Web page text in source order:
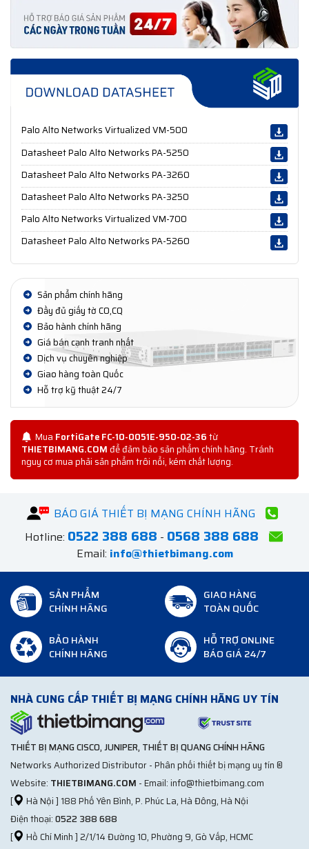
Palo Alto Networks Virtualized VM-500
Datasheet Palo Alto Networks PA-5250
Datasheet Palo Alto Networks PA-3260
Datasheet Palo Alto Networks PA-3250
Palo Alto Networks Virtualized VM-700
Datasheet Palo Alto Networks PA-5260
Sản phẩm chính hãng
Đầy đủ giấy tờ CO,CQ
Bảo hành chính hãng
Giá bán cạnh tranh nhất
Dịch vụ chuyên nghiệp
Giao hàng toàn Quốc
Hỗ trợ kỹ thuật 24/7
Mua FortiGate FC-10-0051E-950-02-36từ
THIETBIMANG.COMđể đảm bảo sản phẩm chính hãng. Tránh
nguy cơ mua phải sản phẩm trôi nổi, kém chất lượng.
BÁO GIÁ THIẾT BỊ MẠNG CHÍNH HÃNG
Hotline: 0522 388 688 - 0568 388 688
Email: info@thietbimang.com
SẢN PHẨM
CHÍNH HÃNG
GIAO HÀNG
TOÀN QUỐC
BẢO HÀNH
CHÍNH HÃNG
HỖ TRỢ ONLINE
BÁO GIÁ 24/7
NHÀ CUNG CẤP THIẾT BỊ MẠNG CHÍNH HÃNG UY TÍN
THIẾT BỊ MẠNG CISCO, JUNIPER, THIẾT BỊ QUANG CHÍNH HÃNG
Networks Authorized Distributor - Phân phối thiết bị mạng uy tín ®
Website: THIETBIMANG.COM - Email: info@thietbimang.com
[
Hà Nội ] 188 Phố Yên Bình, P. Phúc La, Hà Đông, Hà Nội
Điện thoại:0522 388 688
[
Hồ Chí Minh ] 2/1/14 Đường 10, Phường 9, Gò Vấp, HCMC